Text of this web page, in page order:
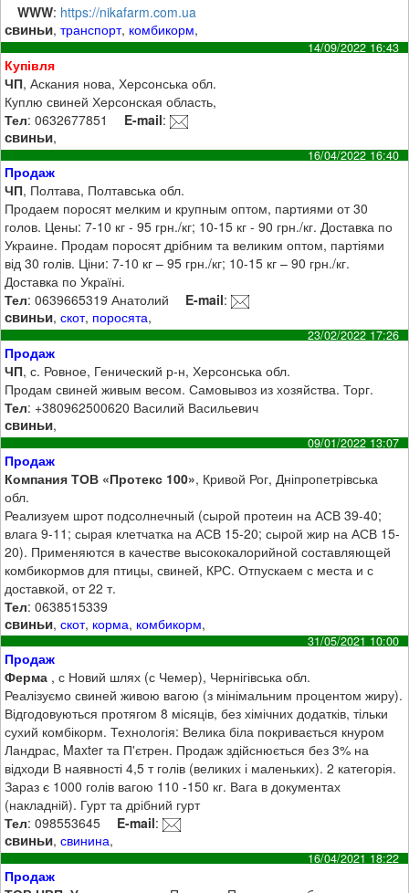
WWW: https://nikafarm.com.ua
свиньи,транспорт, комбикорм,
14/09/2022 16:43
Купівля
ЧП, Аскания нова, Херсонська обл.
Куплю свиней Херсонская область,
Тел: 0632677851 E-mail:
свиньи,
16/04/2022 16:40
Продаж
ЧП, Полтава, Полтавська обл.
Продаем поросят мелким и крупным оптом, партиями от 30
голов. Цены: 7-10 кг - 95 грн./кг; 10-15 кг - 90 грн./кг. Доставка по
Украине. Продам поросят дрібним та великим оптом, партіями
від 30 голів. Ціни: 7-10 кг – 95 грн./кг; 10-15 кг – 90 грн./кг.
Доставка по Україні.
Тел: 0639665319 Анатолий E-mail:
свиньи,скот, поросята,
23/02/2022 17:26
Продаж
ЧП, с. Ровное, Генический р-н, Херсонська обл.
Продам свиней живым весом. Самовывоз из хозяйства. Торг.
Тел: +380962500620 Василий Васильевич
свиньи,
09/01/2022 13:07
Продаж
Компания ТОВ «Протекс 100», Кривой Рог, Дніпропетрівська
обл.
Реализуем шрот подсолнечный (сырой протеин на АСВ 39-40;
влага 9-11; сырая клетчатка на АСВ 15-20; сырой жир на АСВ 15-
20). Применяются в качестве высококалорийной составляющей
комбикормов для птицы, свиней, КРС. Отпускаем с места и с
доставкой, от 22 т.
Тел: 0638515339
свиньи,скот, корма, комбикорм,
31/05/2021 10:00
Продаж
Ферма , с Новий шлях (с Чемер), Чернігівська обл.
Реалізуємо свиней живою вагою (з мінімальним процентом жиру).
Відгодовуються протягом 8 місяців, без хімічних додатків, тільки
сухий комбікорм. Технологія: Велика біла покривається кнуром
Ландрас, Maxter та П'єтрен. Продаж здійснюється без 3% на
відходи В наявності 4,5 т голів (великих і маленьких). 2 категорія.
Зараз є 1000 голів вагою 110 -150 кг. Вага в документах
(накладній). Гурт та дрібний гурт
Тел: 098553645 E-mail:
свиньи,свинина,
16/04/2021 18:22
Продаж